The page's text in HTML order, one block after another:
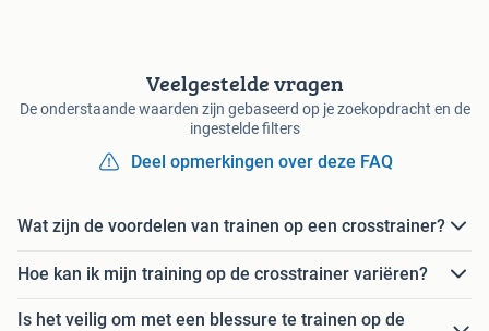
Veelgestelde vragen
De onderstaande waarden zijn gebaseerd op je zoekopdracht en de
ingestelde filters
Deel opmerkingen over deze FAQ
Wat zijn de voordelen van trainen op een crosstrainer?
Hoe kan ik mijn training op de crosstrainer variëren?
Is het veilig om met een blessure te trainen op de